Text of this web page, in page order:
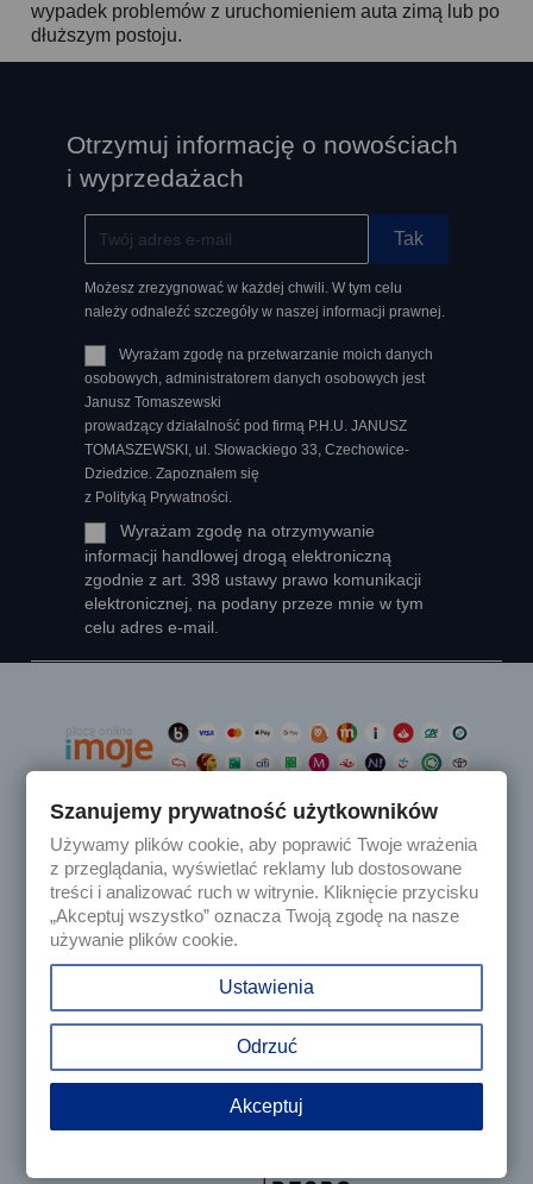
wypadek problemów z uruchomieniem auta zimą lub po
dłuższym postoju.
Otrzymuj informację o nowościach
i wyprzedażach
Możesz zrezygnować w każdej chwili. W tym celu
należy odnaleźć szczegóły w naszej informacji prawnej.
Wyrażam zgodę na przetwarzanie moich danych
osobowych, administratorem danych osobowych jest
Janusz Tomaszewski
prowadzący działalność pod firmą P.H.U. JANUSZ
TOMASZEWSKI, ul. Słowackiego 33, Czechowice-
Dziedzice. Zapoznałem się
z Polityką Prywatności.
Wyrażam zgodę na otrzymywanie
informacji handlowej drogą elektroniczną
zgodnie z art. 398 ustawy prawo komunikacji
elektronicznej, na podany przeze mnie w tym
celu adres e-mail.
Produkty 
Nasza firma 
© 2025 - Sklep internetowy Tomczesci.pl. Wszelkie prawa
Szanujemy prywatność użytkowników
Używamy plików cookie, aby poprawić Twoje wrażenia
z przeglądania, wyświetlać reklamy lub dostosowane
treści i analizować ruch w witrynie. Kliknięcie przycisku
„Akceptuj wszystko” oznacza Twoją zgodę na nasze
używanie plików cookie.
Ustawienia
Odrzuć
Akceptuj